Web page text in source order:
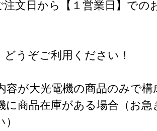
注文日から【１営業日】での
どうぞご利用ください！
が大光電機の商品のみで構
商品在庫がある場合（お急